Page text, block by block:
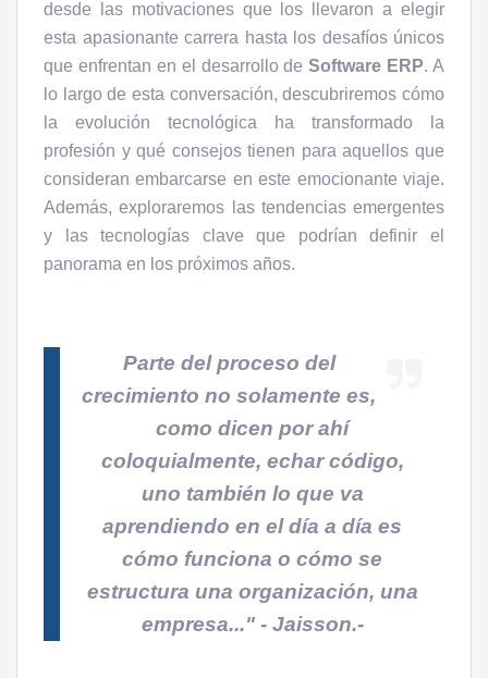
desde las motivaciones que los llevaron a elegir
esta apasionante carrera hasta los desafíos únicos
que enfrentan en el desarrollo deSoftware ERP. A
lo largo de esta conversación, descubriremos cómo
la evolución tecnológica ha transformado la
profesión y qué consejos tienen para aquellos que
consideran embarcarse en este emocionante viaje.
Además, exploraremos las tendencias emergentes
y las tecnologías clave que podrían definir el
panorama en los próximos años.
Parte del proceso del
crecimiento no solamente es,
como dicen por ahí
coloquialmente, echar código,
uno también lo que va
aprendiendo en el día a día es
cómo funciona o cómo se
estructura una organización, una
empresa..." - Jaisson.-